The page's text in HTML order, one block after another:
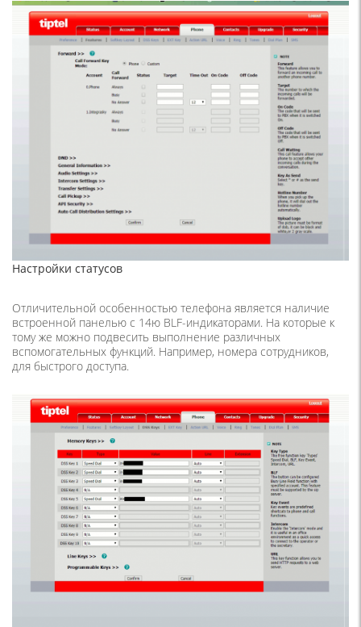
Настройки статусов
Отличительной особенностью телефона является наличие
встроенной панелью с 14ю BLF-индикаторами. На которые к
тому же можно подвесить выполнение различных
вспомогательных функций. Например, номера сотрудников,
для быстрого доступа.